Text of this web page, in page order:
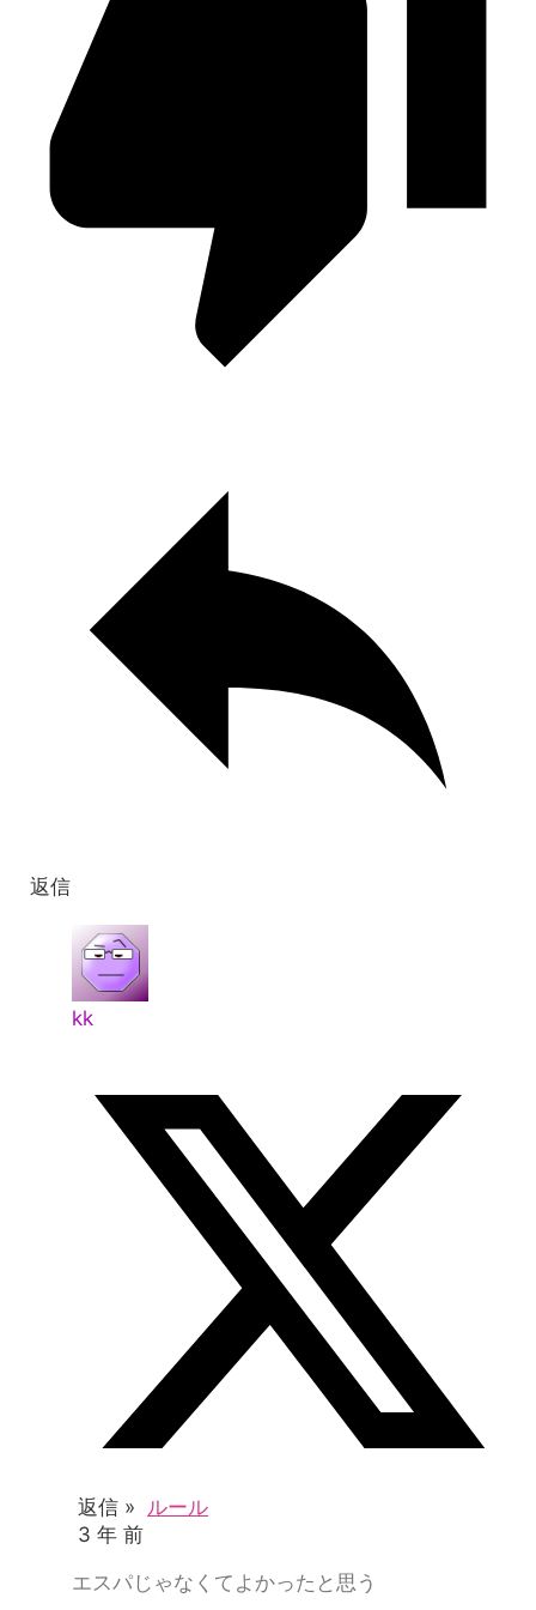
返信
kk
返信 » ルール
3 年 前
エスパじゃなくてよかったと思う